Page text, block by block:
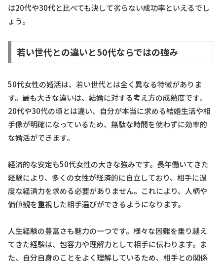
は20代や30代と比べても決して劣らない成功率といえるでし
ょう。
若い世代との違いと50代ならではの強み
50代女性の婚活は、若い世代とは全く異なる特徴がありま
す。最も大きな違いは、結婚に対する考え方の成熟度です。
20代や30代の頃とは違い、自分が本当に求める結婚生活や相
手像が明確になっているため、無駄な時間を使わずに効率的
な婚活ができます。
経済的な安定も50代女性の大きな強みです。長年働いてきた
経験により、多くの女性が経済的に自立しており、相手に過
度な経済力を求める必要がありません。これにより、人柄や
価値観を重視した相手選びができるようになります。
人生経験の豊富さも魅力の一つです。様々な困難を乗り越え
てきた経験は、包容力や理解力として相手に伝わります。ま
た、自分自身のことをよく理解しているため、相手との関係